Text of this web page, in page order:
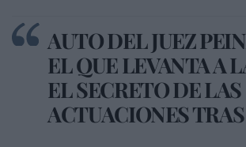
AUTO DEL JUEZ
EL QUE LEVANTA A
EL SECRETO DE LAS
ACTUACIONES